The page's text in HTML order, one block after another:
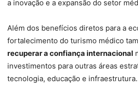
a inovação e a expansão do setor
Além dos benefícios diretos para a
fortalecimento do turismo médico
recuperar a confiança internacional
investimentos para outras áreas
tecnologia, educação e infraestrutura.